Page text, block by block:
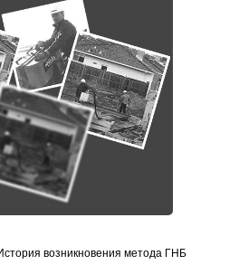
возникновения метода ГНБ